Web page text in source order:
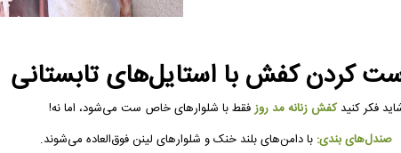
کردن کفش با استایل‌های تابستانی
فکر کنیدکفش زنانه مد روزفقط با شلوارهای خاص ست می‌شود، اما نه!
صندل‌های بندی: با دامن‌های بلند خنک و شلوارهای لینن فوق‌العاده می‌شوند.